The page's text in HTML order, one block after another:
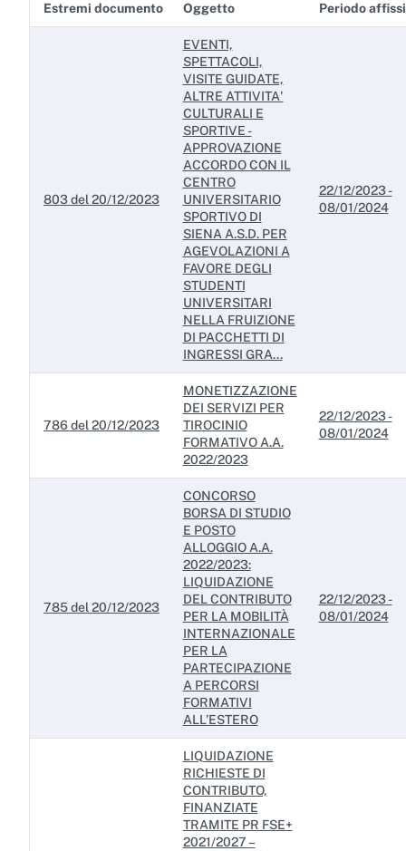
Provvedimenti dirigenti amministrativi
Controlli sulle imprese
Bandi di gara e contratti
Sovvenzioni, contributi, sussidi, vantaggi economici
Beni immobili e gestione patrimonio
Controlli e rilievi sull'amministrazione
Pagamenti dell'amministrazione
Pianificazione e governo del territorio
Informazioni ambientali
Interventi straordinari e di emergenza
Attuazione misure PNRR
Estremi documento Oggetto Periodo
803 del 20/12/2023
EVENTI,
SPETTACOLI,
VISITE GUIDATE,
ALTRE ATTIVITA'
CULTURALI E
SPORTIVE -
APPROVAZIONE
ACCORDO CON IL
CENTRO
UNIVERSITARIO
SPORTIVO DI
SIENA A.S.D. PER
AGEVOLAZIONI A
FAVORE DEGLI
STUDENTI
UNIVERSITARI
NELLA FRUIZIONE
DI PACCHETTI DI
INGRESSI GRA...
22/12/2023 -
08/01/2024
786 del 20/12/2023
MONETIZZAZIONE
DEI SERVIZI PER
TIROCINIO
FORMATIVO A.A.
2022/2023
22/12/2023 -
08/01/2024
785 del 20/12/2023
CONCORSO
BORSA DI STUDIO
E POSTO
ALLOGGIO A.A.
2022/2023:
LIQUIDAZIONE
DEL CONTRIBUTO
PER LA MOBILITÀ
INTERNAZIONALE
PER LA
PARTECIPAZIONE
A PERCORSI
FORMATIVI
ALL’ESTERO
22/12/2023 -
08/01/2024
LIQUIDAZIONE
RICHIESTE DI
CONTRIBUTO,
FINANZIATE
TRAMITE PR FSE+
2021/2027 –